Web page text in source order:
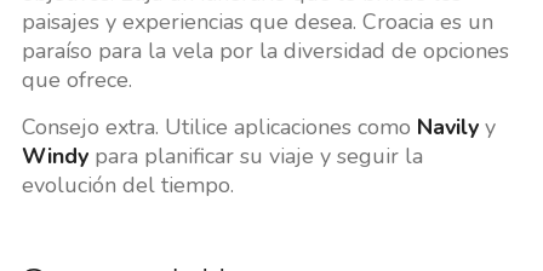
paisajes y experiencias que desea. Croacia es un
paraíso para la vela por la diversidad de opciones
que ofrece.
Consejo extra. Utilice aplicaciones como Navilyy
Windypara planificar su viaje y seguir la
evolución del tiempo.